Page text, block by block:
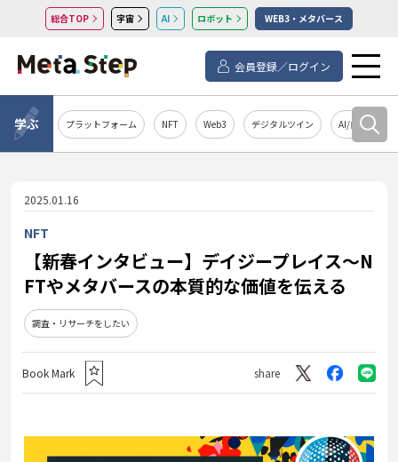
総合TOP 宇宙 AI ロボット WEB3・メタバース
会員登録／ログイン
学ぶ プラットフォーム NFT Web3 デジタルツイン AI/自然言語処
2025.01.16
NFT
【新春インタビュー】デイジープレイス～N
FTやメタバースの本質的な価値を伝える
調査・リサーチをしたい
Book Mark share